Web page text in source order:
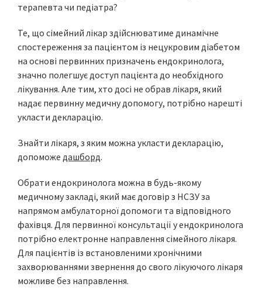
терапевта чи педіатра?
Те, що сімейний лікар здійснюватиме динамічне
спостереження за пацієнтом із нецукровим діабетом
на основі первинних призначень ендокринолога,
значно полегшує доступ пацієнта до необхідного
лікування. Але тим, хто досі не обрав лікаря, який
надає первинну медичну допомогу, потрібно нарешті
укласти декларацію.
Знайти лікаря, з яким можна укласти декларацію,
допоможе дашборд.
Обрати ендокринолога можна в будь-якому
медичному закладі, який має договір з НСЗУ за
напрямом амбулаторної допомоги та відповідного
фахівця. Для первинної консультації у ендокринолога
потрібно електронне направлення сімейного лікаря.
Для пацієнтів із встановленими хронічними
захворюваннями звернення до свого лікуючого лікаря
можливе без направлення.